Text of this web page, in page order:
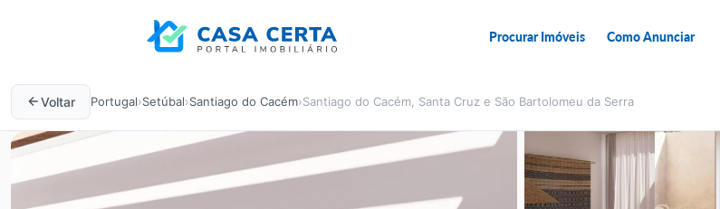
Procurar Imóveis Como Anunciar
Voltar Portugal›Setúbal›Santiago do Cacém›Santiago do Cacém, Santa Cruz e São Bartolomeu da Serra